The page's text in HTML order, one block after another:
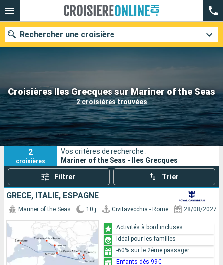
Croisières Iles Grecques sur Mariner of the Seas
2 croisières trouvées
Rechercher une croisière
Nos destinations
Mois de départ
Ports Compagnies
Rechercher
2
croisières
Vos critères de recherche :
Mariner of the Seas - Iles Grecques
Filtrer Trier
GRÈCE, ITALIE, ESPAGNE
Mariner of the Seas 10 j Civitavecchia - Rome 28/08/2027
Activités à bord incluses
Idéal pour les familles
-60% sur le 2ème passager
Enfants dès 99€